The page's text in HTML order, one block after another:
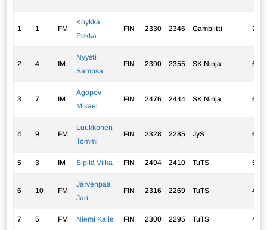
1 1 FM
Köykkä
Pekka
FIN 2330 2346 Gambiitti 7,0
2 4 IM
Nyysti
Sampsa
FIN 2390 2355 SK Ninja 6,5
3 7 IM
Agopov
Mikael
FIN 2476 2444 SK Ninja 6,0
4 9 FM
Luukkonen
Tommi
FIN 2328 2285 JyS 6,0
5 3 IM Sipilä Vilka FIN 2494 2410 TuTS 5,5
6 10 FM
Järvenpää
Jari
FIN 2316 2269 TuTS 4,0
7 5 FM Niemi Kalle FIN 2300 2295 TuTS 4,0